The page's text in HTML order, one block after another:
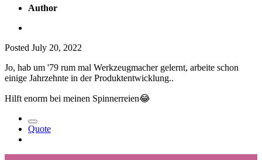
Author
Posted July 20, 2022
Jo, hab um '79 rum mal Werkzeugmacher gelernt, arbeite schon
einige Jahrzehnte in der Produktentwicklung..
Hilft enorm bei meinen Spinnerreien😂
Quote